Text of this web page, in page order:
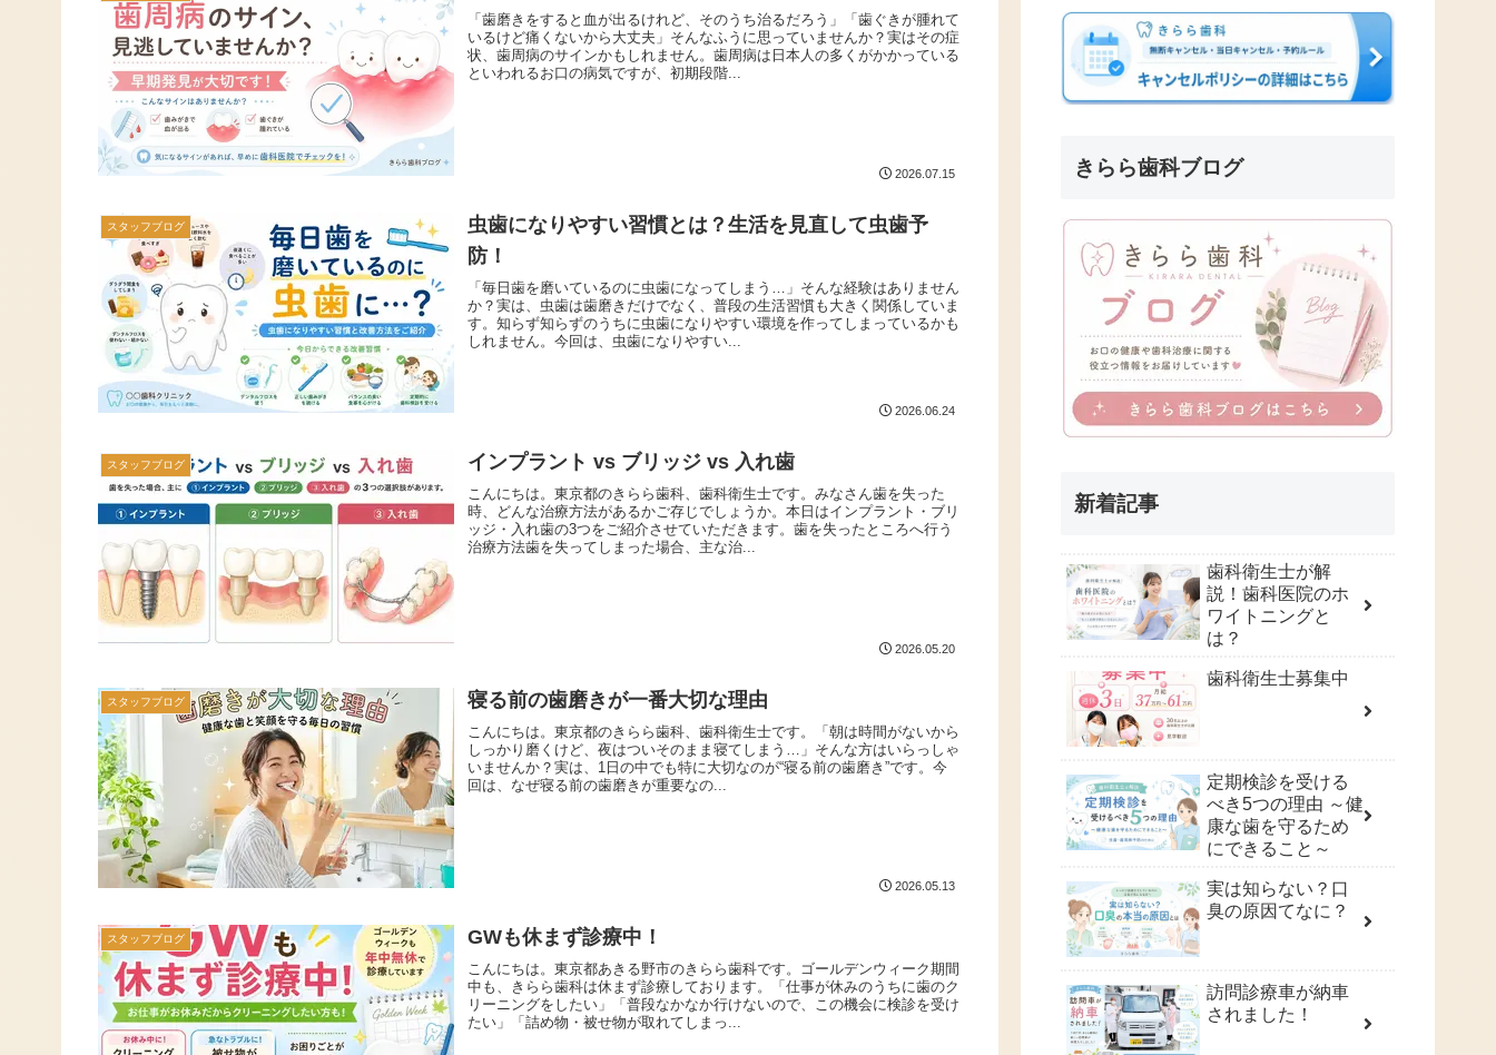
「歯磨きをすると血が出るけれど、そのうち治るだろう」「歯ぐきが腫れて
いるけど痛くないから大丈夫」そんなふうに思っていませんか？実はその症
状、歯周病のサインかもしれません。歯周病は日本人の多くがかかっている
といわれるお口の病気ですが、初期段階...
2026.07.15
スタッフブログ
虫歯になりやすい習慣とは？生活を見直して虫歯予
防！
「毎日歯を磨いているのに虫歯になってしまう…」そんな経験はありません
か？実は、虫歯は歯磨きだけでなく、普段の生活習慣も大きく関係していま
す。知らず知らずのうちに虫歯になりやすい環境を作ってしまっているかも
しれません。今回は、虫歯になりやすい...
2026.06.24
スタッフブログ インプラント vs ブリッジ vs 入れ歯
こんにちは。東京都のきらら歯科、歯科衛生士です。みなさん歯を失った
時、どんな治療方法があるかご存じでしょうか。本日はインプラント・ブリ
ッジ・入れ歯の3つをご紹介させていただきます。歯を失ったところへ行う
治療方法歯を失ってしまった場合、主な治...
2026.05.20
スタッフブログ 寝る前の歯磨きが一番大切な理由
こんにちは。東京都のきらら歯科、歯科衛生士です。「朝は時間がないから
しっかり磨くけど、夜はついそのまま寝てしまう…」そんな方はいらっしゃ
いませんか？実は、1日の中でも特に大切なのが“寝る前の歯磨き”です。今
回は、なぜ寝る前の歯磨きが重要なの...
2026.05.13
スタッフブログ GWも休まず診療中！
こんにちは。東京都あきる野市のきらら歯科です。ゴールデンウィーク期間
中も、きらら歯科は休まず診療しております。「仕事が休みのうちに歯のク
リーニングをしたい」「普段なかなか行けないので、この機会に検診を受け
たい」「詰め物・被せ物が取れてしまっ...
きらら歯科ブログ
新着記事
歯科衛生士が解
説！歯科医院のホ
ワイトニングと
は？
歯科衛生士募集中
定期検診を受ける
べき5つの理由 ～健
康な歯を守るため
にできること～
実は知らない？口
臭の原因てなに？
訪問診療車が納車
されました！